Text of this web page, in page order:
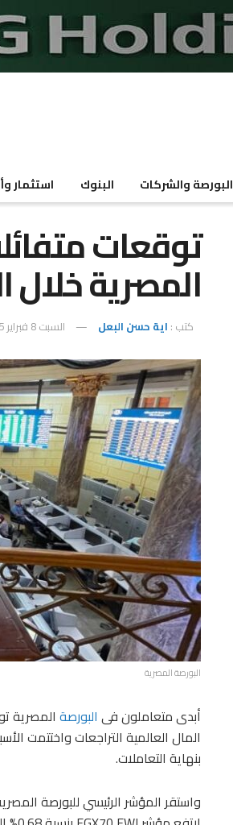
البورصة والشركات البنوك استثمار
توقعات
المصرية خلال
كتب : اية حسن البعل السبت 8 فبراير 2025
البورصة المصرية
أبدى متعاملون فى البورصةالمصرية
المال العالمية التراجعات واختتمت
بنهاية التعاملات.